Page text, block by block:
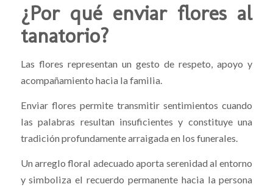
¿Por qué enviar flores al
tanatorio?
Las flores representan un gesto de respeto, apoyo y
acompañamiento hacia la familia.
Enviar flores permite transmitir sentimientos cuando
las palabras resultan insuficientes y constituye una
tradición profundamente arraigada en los funerales.
Un arreglo floral adecuado aporta serenidad al entorno
y simboliza el recuerdo permanente hacia la persona